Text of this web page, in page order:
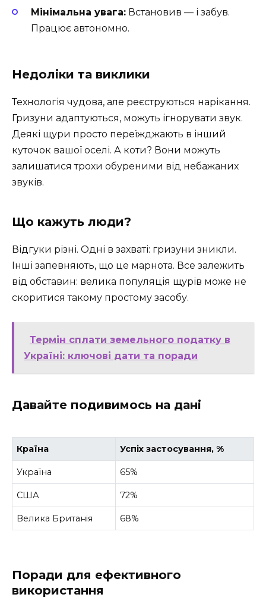
Мінімальна увага: Встановив — і забув.
Працює автономно.
Недоліки та виклики
Технологія чудова, але реєструються нарікання.
Гризуни адаптуються, можуть ігнорувати звук.
Деякі щури просто переїжджають в інший
куточок вашої оселі. А коти? Вони можуть
залишатися трохи обуреними від небажаних
звуків.
Що кажуть люди?
Відгуки різні. Одні в захваті: гризуни зникли.
Інші запевняють, що це марнота. Все залежить
від обставин: велика популяція щурів може не
скоритися такому простому засобу.
Термін сплати земельного податку в
Україні: ключові дати та поради
Давайте подивимось на дані
Країна Успіх застосування, %
Україна 65%
США 72%
Велика Британія 68%
Поради для ефективного
використання